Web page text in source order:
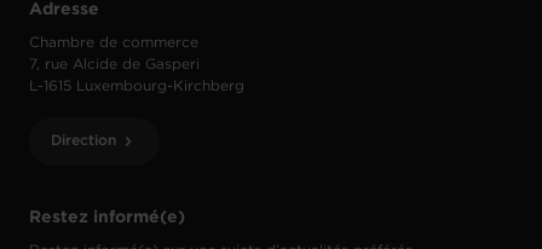
Restez informé(e)
Adresse
Chambre de commerce
7, rue Alcide de Gasperi
L-1615 Luxembourg-Kirchberg
Direction